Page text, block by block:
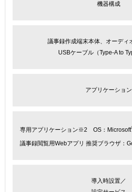
機器構成
議事録作成端末本体、オーディ
USBケーブル（Type-A to
アプリケーション
専用アプリケーション※2 OS：Microsoft
議事録閲覧用Webアプリ 推奨ブラウザ：
導入時設置／